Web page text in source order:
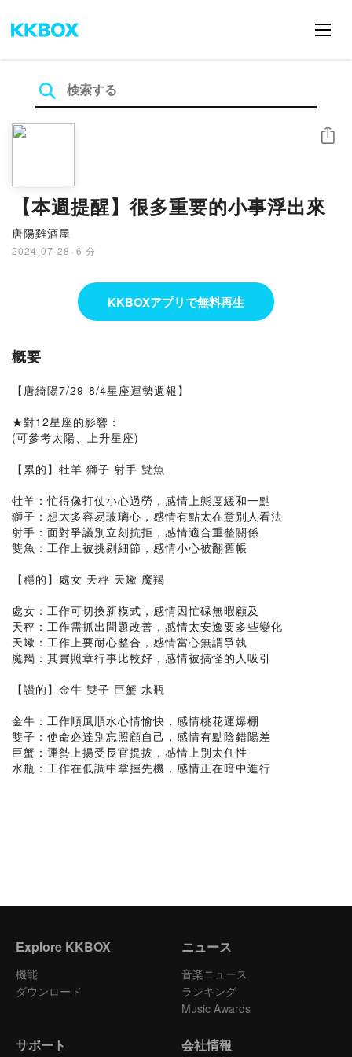
【本週提醒】很多重要的小事浮出來
唐陽雞酒屋
2024-07-28 · 6 分
シェア
KKBOXアプリで無料再生
概要
【唐綺陽7/29-8/4星座運勢週報】
★對12星座的影響：
(可參考太陽、上升星座)
【累的】牡羊 獅子 射手 雙魚
牡羊：忙得像打仗小心過勞，感情上態度緩和一點
獅子：想太多容易玻璃心，感情有點太在意別人看法
射手：面對爭議別立刻抗拒，感情適合重整關係
雙魚：工作上被挑剔細節，感情小心被翻舊帳
【穩的】處女 天秤 天蠍 魔羯
處女：工作可切換新模式，感情因忙碌無暇顧及
天秤：工作需抓出問題改善，感情太安逸要多些變化
天蠍：工作上要耐心整合，感情當心無謂爭執
魔羯：其實照章行事比較好，感情被搞怪的人吸引
【讚的】金牛 雙子 巨蟹 水瓶
金牛：工作順風順水心情愉快，感情桃花運爆棚
雙子：使命必達別忘照顧自己，感情有點陰錯陽差
巨蟹：運勢上揚受長官提拔，感情上別太任性
水瓶：工作在低調中掌握先機，感情正在暗中進行
Explore KKBOX
機能
ダウンロード
ニュース
音楽ニュース
ランキング
Music Awards
サポート 会社情報